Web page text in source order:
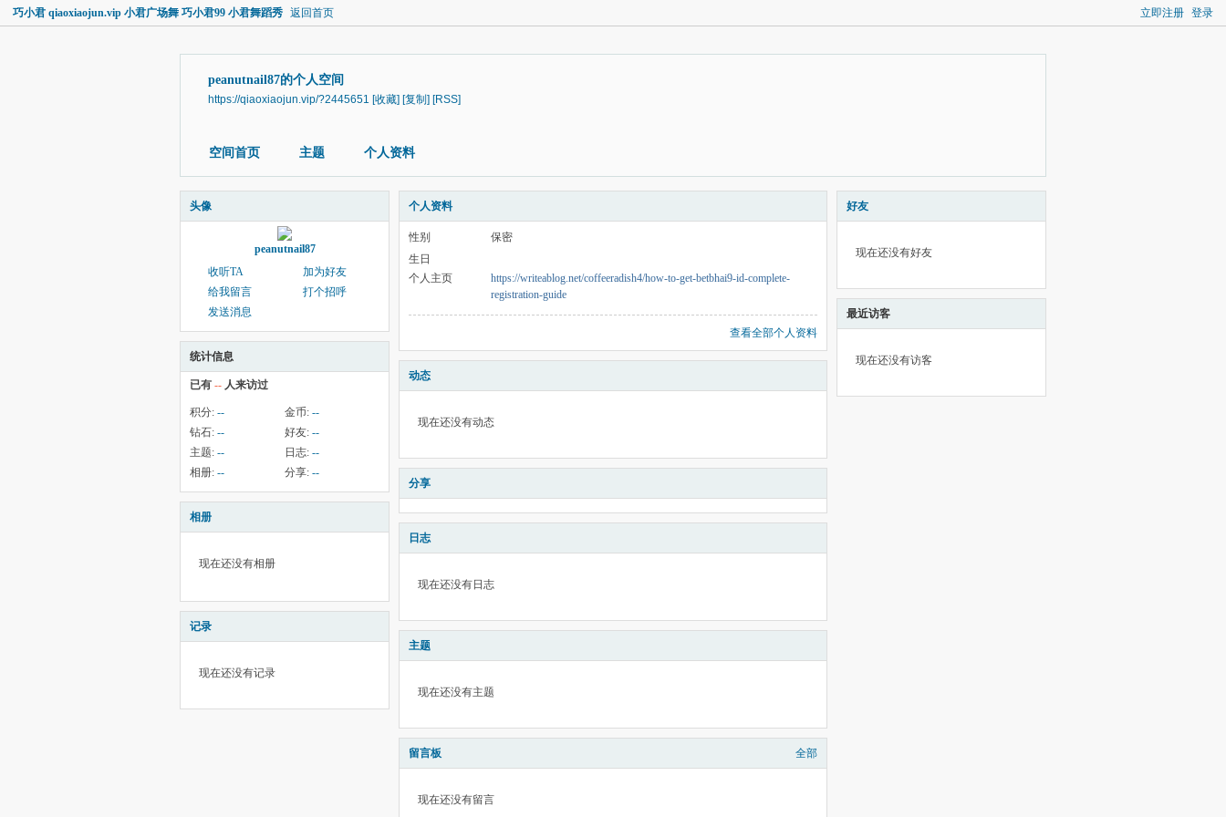
立即注册 登录
巧小君 qiaoxiaojun.vip 小君广场舞 巧小君99 小君舞蹈秀 返回首页
peanutnail87的个人空间
https://qiaoxiaojun.vip/?2445651 [收藏] [复制] [RSS]
空间首页 主题 个人资料
头像
peanutnail87
收听TA
加为好友
给我留言
打个招呼
发送消息
统计信息
已有 -- 人来访过
积分: -- 金币: --
钻石: -- 好友: --
主题: -- 日志: --
相册: -- 分享: --
相册
现在还没有相册
记录
现在还没有记录
个人资料
性别
保密
生日
个人主页
https://writeablog.net/coffeeradish4/how-to-get-betbhai9-id-complete-
registration-guide
查看全部个人资料
动态
现在还没有动态
分享
日志
现在还没有日志
主题
现在还没有主题
留言板 全部
现在还没有留言
好友
现在还没有好友
最近访客
现在还没有访客